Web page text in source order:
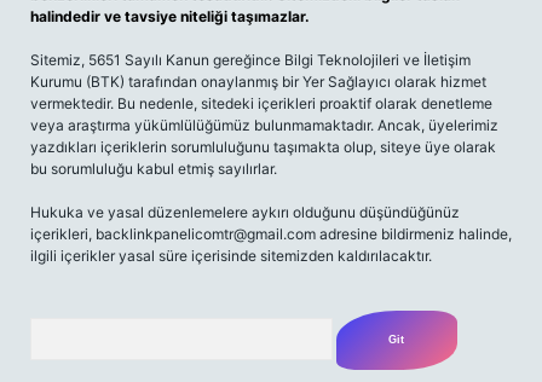
halindedir ve tavsiye niteliği taşımazlar.
Sitemiz, 5651 Sayılı Kanun gereğince Bilgi Teknolojileri ve İletişim
Kurumu (BTK) tarafından onaylanmış bir Yer Sağlayıcı olarak hizmet
vermektedir. Bu nedenle, sitedeki içerikleri proaktif olarak denetleme
veya araştırma yükümlülüğümüz bulunmamaktadır. Ancak, üyelerimiz
yazdıkları içeriklerin sorumluluğunu taşımakta olup, siteye üye olarak
bu sorumluluğu kabul etmiş sayılırlar.
Hukuka ve yasal düzenlemelere aykırı olduğunu düşündüğünüz
içerikleri, backlinkpanelicomtr@gmail.com adresine bildirmeniz halinde,
ilgili içerikler yasal süre içerisinde sitemizden kaldırılacaktır.